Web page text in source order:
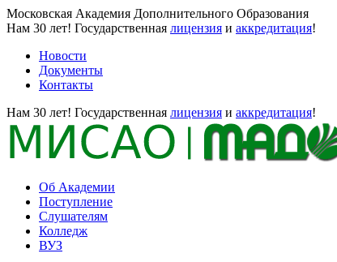
Московская Академия Дополнительного Образования
Нам 30 лет! Государственная лицензия и аккредитация!
Новости
Документы
Контакты
Нам 30 лет! Государственная лицензия и аккредитация!
Об Академии
Поступление
Слушателям
Колледж
ВУЗ